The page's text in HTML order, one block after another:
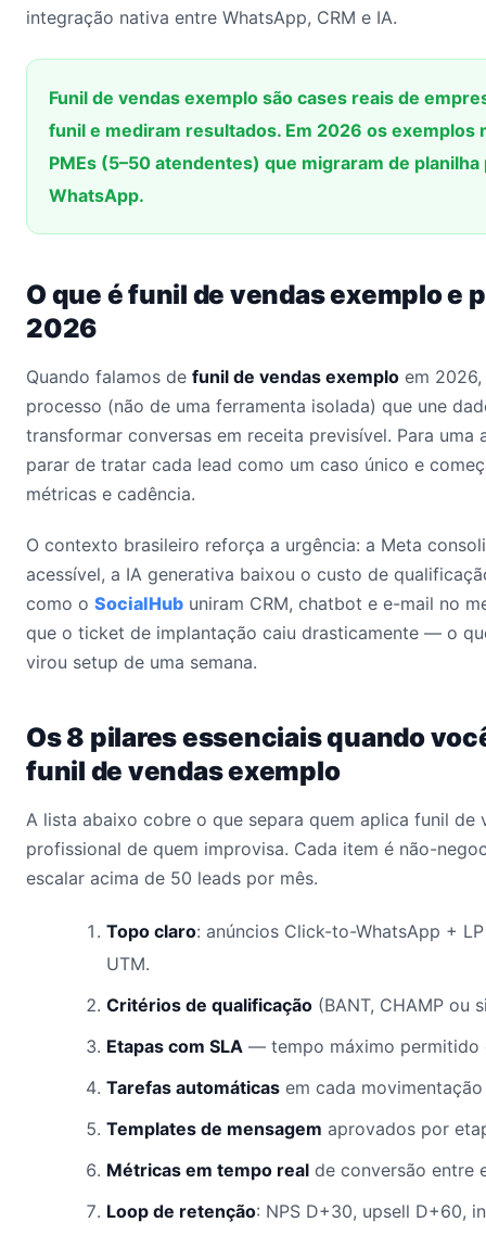
integração nativa entre WhatsApp, CRM e IA.
Funil de vendas exemplo são cases reais de
funil e mediram resultados. Em 2026 os exemplos
PMEs (5–50 atendentes) que migraram de planilha
WhatsApp.
O que é funil de vendas exemplo e
2026
Quando falamos de funil de vendas exemplo em
processo (não de uma ferramenta isolada) que une
transformar conversas em receita previsível. Para uma
parar de tratar cada lead como um caso único e
métricas e cadência.
O contexto brasileiro reforça a urgência: a Meta
acessível, a IA generativa baixou o custo de
como o SocialHub uniram CRM, chatbot e e-mail no
que o ticket de implantação caiu drasticamente — o
virou setup de uma semana.
Os 8 pilares essenciais quando
funil de vendas exemplo
A lista abaixo cobre o que separa quem aplica funil de
profissional de quem improvisa. Cada item é não-
escalar acima de 50 leads por mês.
Topo claro: anúncios Click-to-WhatsApp +
UTM.
Critérios de qualificação (BANT, CHAMP ou
Etapas com SLA — tempo máximo permitido
Tarefas automáticas em cada
Templates de mensagem aprovados por
Métricas em tempo real de conversão entre
Loop de retenção: NPS D+30, upsell D+60,